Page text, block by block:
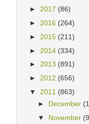
► 2017 (86)
► 2016 (264)
► 2015 (211)
► 2014 (334)
► 2013 (891)
► 2012 (656)
▼ 2011 (863)
► December
▼ November